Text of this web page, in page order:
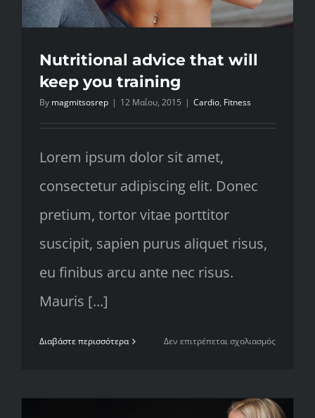
Nutritional advice that will
keep you training
By magmitsosrep | 12 Μαΐου, 2015 | Cardio, Fitness
Lorem ipsum dolor sit amet,
consectetur adipiscing elit. Donec
pretium, tortor vitae porttitor
suscipit, sapien purus aliquet risus,
eu finibus arcu ante nec risus.
Mauris [...]
Διαβάστε περισσότερα Δεν επιτρέπεται σχολιασμόςστο
will